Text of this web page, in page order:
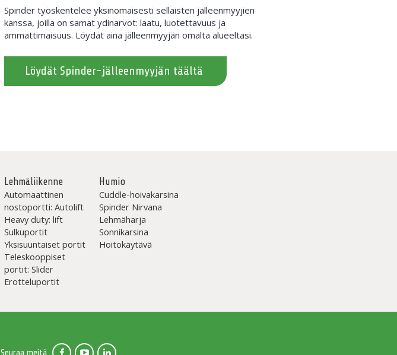
Spinder työskentelee yksinomaisesti sellaisten jälleenmyyjien
kanssa, joilla on samat ydinarvot: laatu, luotettavuus ja
ammattimaisuus. Löydät aina jälleenmyyjän omalta alueeltasi.
Löydät Spinder-jälleenmyyjän täältä
Lehmäliikenne
Automaattinen
nostoportti: Autolift
Heavy duty: lift
Sulkuportit
Yksisuuntaiset portit
Teleskooppiset
portit: Slider
Erotteluportit
Humio
Cuddle-hoivakarsina
Spinder Nirvana
Lehmäharja
Sonnikarsina
Hoitokäytävä
Seuraa meitä